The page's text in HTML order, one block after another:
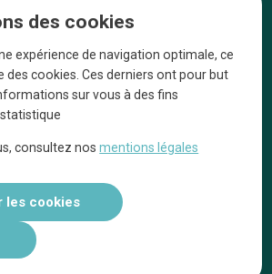
Artisans
A propos
On parle de nous
des cookies
expérience de navigation optimale, ce
des cookies. Ces derniers ont pour but
sur vous à des fins
consultez nosmentions légales
les cookies